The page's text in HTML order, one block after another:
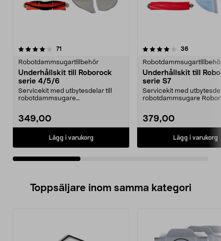
71
Robotdammsugartillbehör
Underhållskit till Roborock
serie 4/5/6
Servicekit med utbytesdelar till
robotdammsugare
349,00
Lägg i varukorg
4.0av 5 stjärnor 36recensioner
Underhållskit till
serie S7
Servicekit med
robotdammsugare
379,00
Lägg i varukorg
4.5av 5 stjärnor
Toppsäljare inom samma kategori